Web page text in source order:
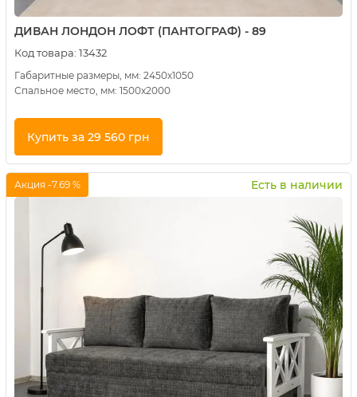
ДИВАН ЛОНДОН ЛОФТ (ПАНТОГРАФ) - 89
Код товара: 13432
Габаритные размеры, мм: 2450х1050
Спальное место, мм: 1500х2000
Купить за 29 560 грн
Купить в 1 клик
Есть в наличии
Акция -7.69 %